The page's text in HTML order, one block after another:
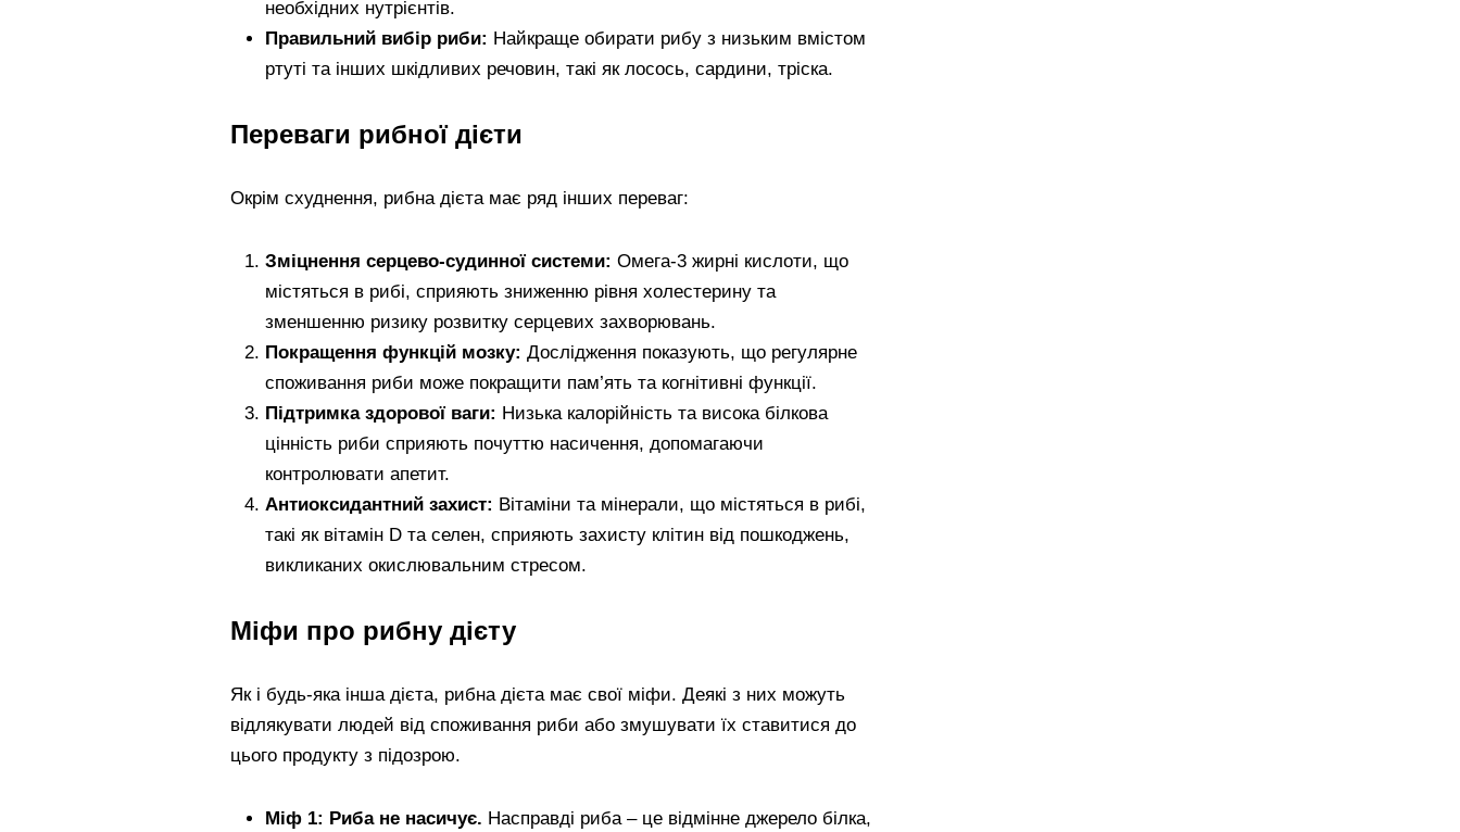
необхідних нутрієнтів.
Правильний вибір риби: Найкраще обирати рибу з низьким вмістом
ртуті та інших шкідливих речовин, такі як лосось, сардини, тріска.
Переваги рибної дієти
Окрім схуднення, рибна дієта має ряд інших переваг:
Зміцнення серцево-судинної системи: Омега-3 жирні кислоти, що
містяться в рибі, сприяють зниженню рівня холестерину та
зменшенню ризику розвитку серцевих захворювань.
Покращення функцій мозку: Дослідження показують, що регулярне
споживання риби може покращити пам’ять та когнітивні функції.
Підтримка здорової ваги: Низька калорійність та висока білкова
цінність риби сприяють почуттю насичення, допомагаючи
контролювати апетит.
Антиоксидантний захист: Вітаміни та мінерали, що містяться в рибі,
такі як вітамін D та селен, сприяють захисту клітин від пошкоджень,
викликаних окислювальним стресом.
Міфи про рибну дієту
Як і будь-яка інша дієта, рибна дієта має свої міфи. Деякі з них можуть
відлякувати людей від споживання риби або змушувати їх ставитися до
цього продукту з підозрою.
Міф 1: Риба не насичує. Насправді риба – це відмінне джерело білка,